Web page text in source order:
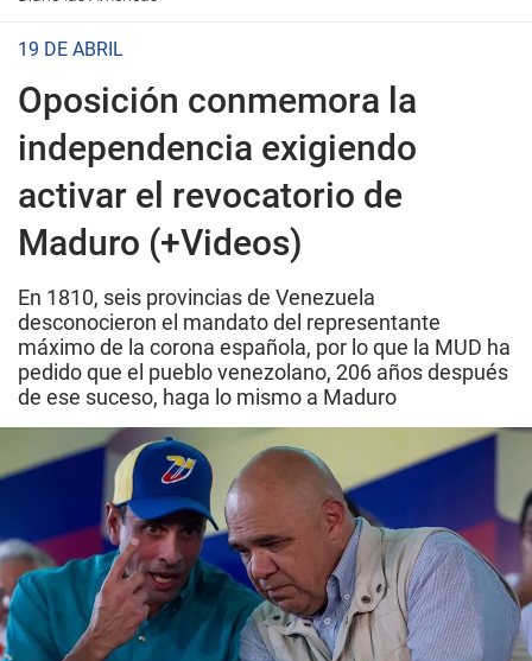
19 DE ABRIL
Oposición conmemora la
independencia exigiendo
activar el revocatorio de
Maduro (+Videos)
En 1810, seis provincias de Venezuela
desconocieron el mandato del representante
máximo de la corona española, por lo que la MUD ha
pedido que el pueblo venezolano, 206 años después
de ese suceso, haga lo mismo a Maduro